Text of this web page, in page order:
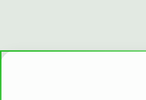
mi